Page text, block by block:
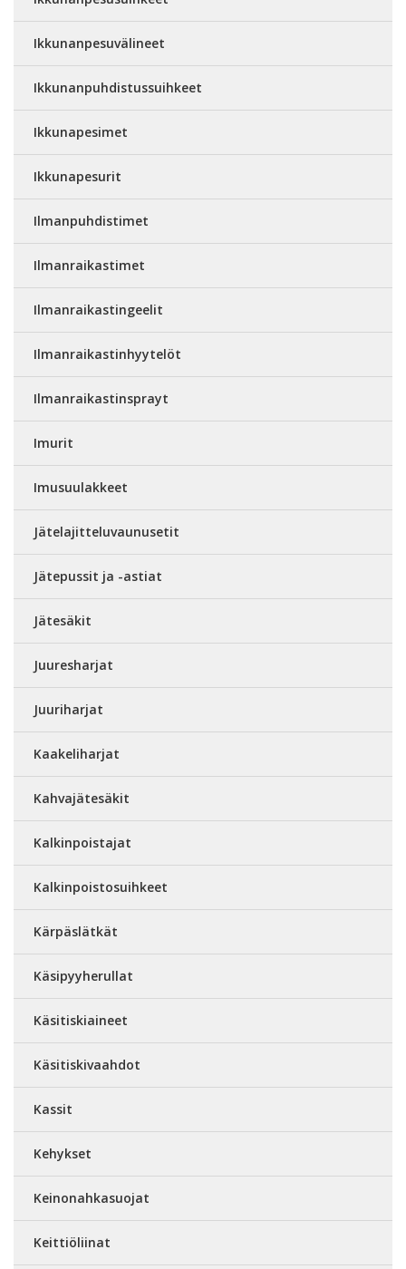
Ikkunanpesuvälineet
Ikkunanpuhdistussuihkeet
Ikkunapesimet
Ikkunapesurit
Ilmanpuhdistimet
Ilmanraikastimet
Ilmanraikastingeelit
Ilmanraikastinhyytelöt
Ilmanraikastinsprayt
Imurit
Imusuulakkeet
Jätelajitteluvaunusetit
Jätepussit ja -astiat
Jätesäkit
Juuresharjat
Juuriharjat
Kaakeliharjat
Kahvajätesäkit
Kalkinpoistajat
Kalkinpoistosuihkeet
Kärpäslätkät
Käsipyyherullat
Käsitiskiaineet
Käsitiskivaahdot
Kassit
Kehykset
Keinonahkasuojat
Keittiöliinat